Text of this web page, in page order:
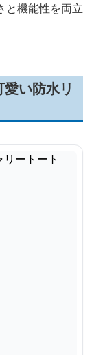
と機能性を両立
い防水リ